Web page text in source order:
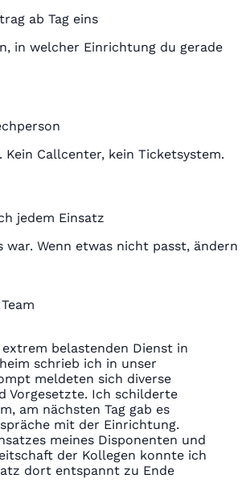
ab Tag eins
in welcher Einrichtung du gerade
Callcenter, kein Ticketsystem.
jedem Einsatz
war. Wenn etwas nicht passt, ändern
extrem belastenden Dienst in
schrieb ich in unser
meldeten sich diverse
Vorgesetzte. Ich schilderte
am nächsten Tag gab es
mit der Einrichtung.
meines Disponenten und
der Kollegen konnte ich
dort entspannt zu Ende